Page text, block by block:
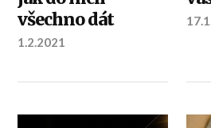
všechno dát
1.2.2021